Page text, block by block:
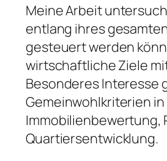
Meine Arbeit
entlang ihres
gesteuert werden
wirtschaftliche Ziele
Besonderes Interesse
Gemeinwohlkriterien
Immobilienbewertung,
Quartiersentwicklung.